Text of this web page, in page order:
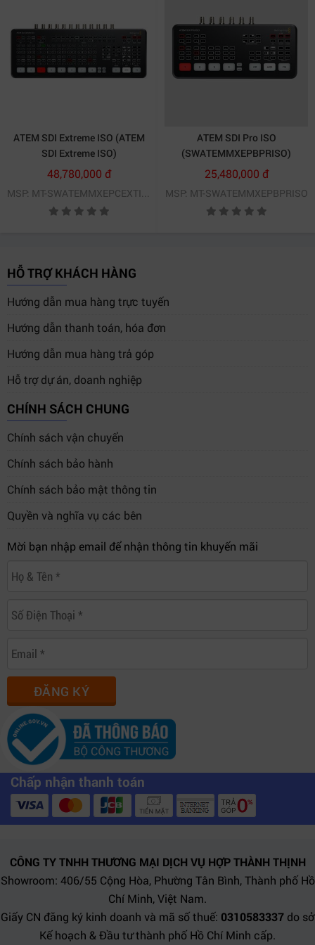
quá trình sản xuất live.
Giải pháp di động cho hệ thống broadcast
4. So sánh ATEM Micro Camera Panel
với thiết bị cùng phân khúc
Thiết bị Chức năng
ATEM Micro
Camera
CCU 8 camera
Software
CCU
So với các giải pháp truyền thống,
Panelmang lại sự cân bằng giữa tính di động và khả
năng điều khiển chuyên sâu.
5. Các câu hỏi thường gặp (FAQ)
1. ATEM Micro Camera Panel dùng cho bao nhiêu
Thiết bị hỗ trợ điều khiển tối đa 8 camera cùng lúc.
2. Có cần kết nối dây để sử dụng không?
Không bắt buộc,ATEM Micro Camera Panelhỗ trợ
Bluetooth và USB-C.
ATEM SDI Extreme ISO (ATEM
SDI Extreme ISO)
48,780,000 đ
MSP: MT-SWATEMMXEPCEXTISO
ATEM SDI Pro ISO
(SWATEMMXEPBPRISO)
25,480,000 đ
MSP: MT-SWATEMMXEPBPRISO
HỖ TRỢ KHÁCH HÀNG
Hướng dẫn mua hàng trực tuyến
Hướng dẫn thanh toán, hóa đơn
Hướng dẫn mua hàng trả góp
Hỗ trợ dự án, doanh nghiệp
CHÍNH SÁCH CHUNG
Chính sách vận chuyển
Chính sách bảo hành
Chính sách bảo mật thông tin
Quyền và nghĩa vụ các bên
Mời bạn nhập email để nhận thông tin khuyến mãi
ĐĂNG KÝ
Chấp nhận thanh toán
CÔNG TY TNHH THƯƠNG MẠI DỊCH VỤ HỢP THÀNH THỊNH
Showroom: 406/55 Cộng Hòa, Phường Tân Bình, Thành phố Hồ
Chí Minh, Việt Nam.
Giấy CN đăng ký kinh doanh và mã số thuế: 0310583337 do sở
Kế hoạch & Đầu tư thành phố Hồ Chí Minh cấp.